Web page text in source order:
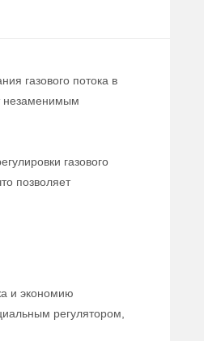
газового потока в
незаменимым
газового
позволяет
и экономию
регулятором,